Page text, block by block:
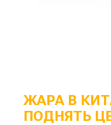
ЖАРА В
ПОДНЯТЬ